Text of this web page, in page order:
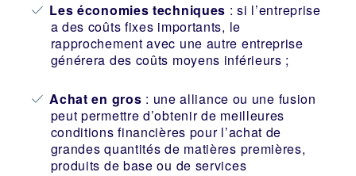
Les économies techniques : si l’entreprise
a des coûts fixes importants, le
rapprochement avec une autre entreprise
générera des coûts moyens inférieurs ;
Achat en gros : une alliance ou une fusion
peut permettre d’obtenir de meilleures
conditions financières pour l’achat de
grandes quantités de matières premières,
produits de base ou de services